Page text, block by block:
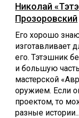
Николай
Прозоровский
Его хорошо
изготавливает
его. Тэтэшник
и большую
мастерской
оружием. Если
проектом, то
разные